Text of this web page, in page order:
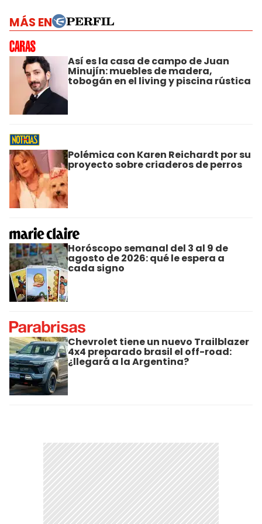
MÁS EN
Así es la casa de campo de Juan
Minujín: muebles de madera,
tobogán en el living y piscina rústica
Polémica con Karen Reichardt por su
proyecto sobre criaderos de perros
Horóscopo semanal del 3 al 9 de
agosto de 2026: qué le espera a
cada signo
Chevrolet tiene un nuevo Trailblazer
4x4 preparado brasil el off-road:
¿llegará a la Argentina?